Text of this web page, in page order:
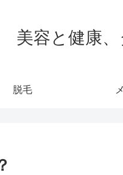
美容と健康
脱毛